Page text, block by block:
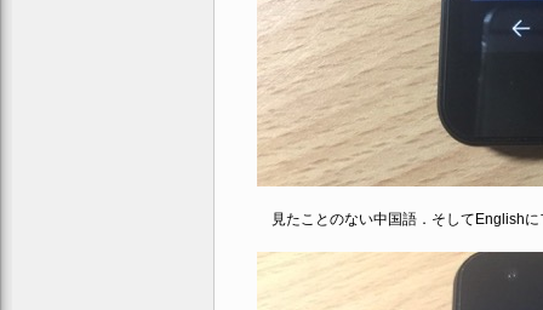
見たことのない中国語．そしてEnglishに